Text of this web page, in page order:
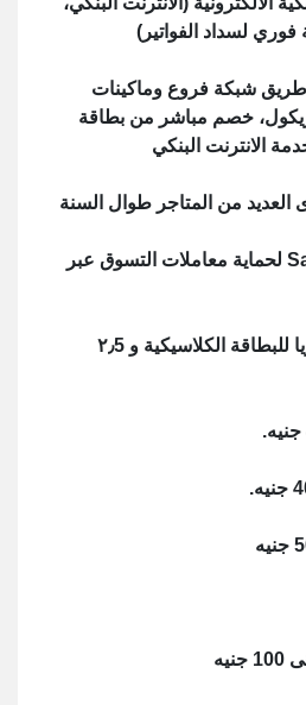
لسداد الفواتير)
شبكة فروع وماكينات
خصم مباشر من بطاقة
الانترنت البنكي
من المتاجر طوال السنة
- خاصية Safe Shopping لحماية معاملات التسوق عبر
- سعر الفائدة ٢٫7٪ شهريا للبطاقة الكلاسيكية و ٢٫5